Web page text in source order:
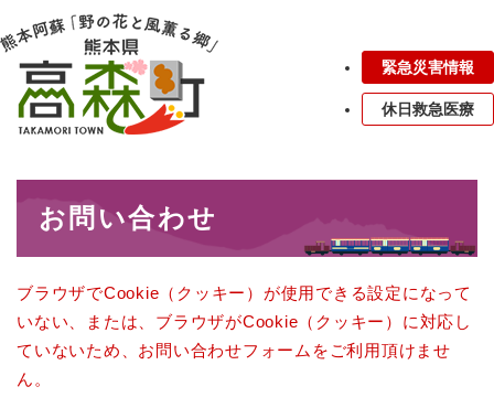
ー
ジ
メニューを飛ばして本文へ
緊急災害情報
休日救急医療
お問い合わせ
ブラウザでCookie（クッキー）が使用できる設定になって
いない、または、ブラウザがCookie（クッキー）に対応し
ていないため、お問い合わせフォームをご利用頂けませ
ん。